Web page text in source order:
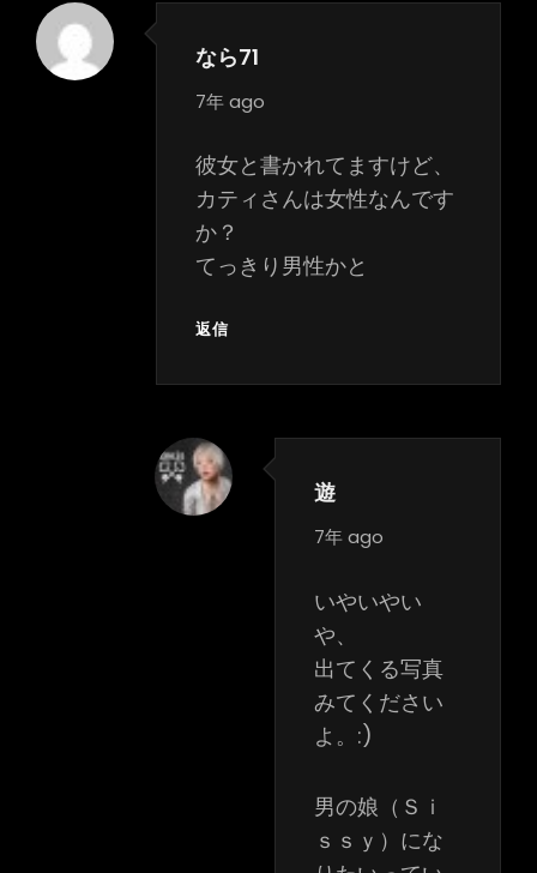
なら71
says:
7年 ago
彼女と書かれてますけど、
カティさんは女性なんです
か？
てっきり男性かと
返信
遊
says:
7年 ago
いやいやい
や、
出てくる写真
みてください
よ。:)
男の娘（Ｓｉ
ｓｓｙ）にな